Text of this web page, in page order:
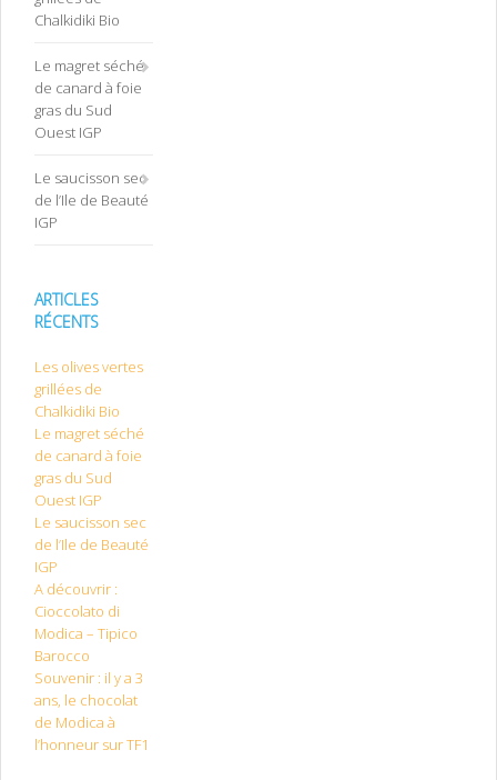
Chalkidiki Bio
Le magret séché
de canard à foie
gras du Sud
Ouest IGP
Le saucisson sec
de l’Ile de Beauté
IGP
ARTICLES
RÉCENTS
Les olives vertes
grillées de
Chalkidiki Bio
Le magret séché
de canard à foie
gras du Sud
Ouest IGP
Le saucisson sec
de l’Ile de Beauté
IGP
A découvrir :
Cioccolato di
Modica – Tipico
Barocco
Souvenir : il y a 3
ans, le chocolat
de Modica à
l’honneur sur TF1